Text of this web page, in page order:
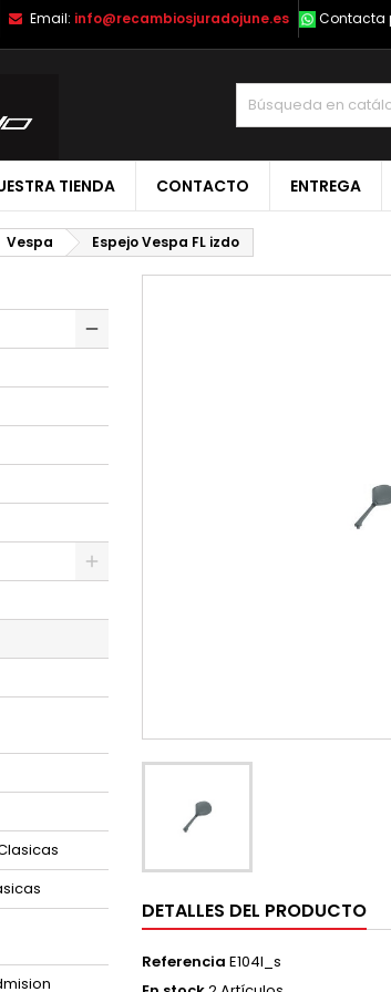
Email: info@recambiosjuradojune.es Contacta
TIENDA CONTACTO ENTREGA
Vespa Espejo Vespa FL izdo
DETALLES DEL PRODUCTO
Referencia E104I_s